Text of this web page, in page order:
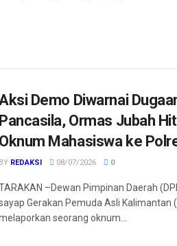
Demo Diwarnai
Pancasila, Ormas Jubah
Oknum Mahasiswa ke
BY REDAKSI 08/07/2026 0
–Dewan Pimpinan Daerah
Gerakan Pemuda Asli Kalimantan
seorang oknum...